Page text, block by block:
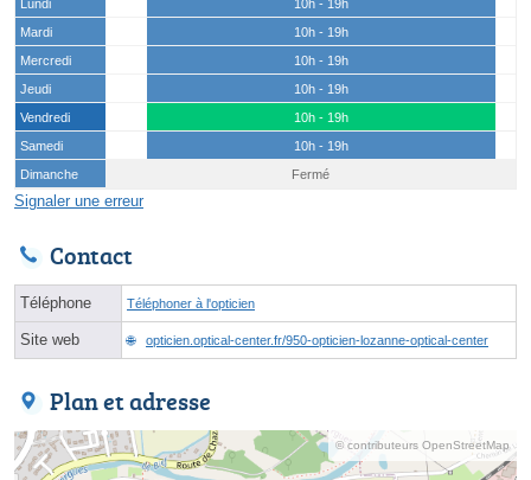
Lundi
10h - 19h
Mardi
10h - 19h
Mercredi
10h - 19h
Jeudi
10h - 19h
Vendredi
10h - 19h
Samedi
10h - 19h
Dimanche
Fermé
Signaler une erreur
Contact
Téléphone Téléphoner à l'opticien
Site web opticien.optical-center.fr/950-opticien-lozanne-optical-center
Plan et adresse
© contributeurs OpenStreetMap